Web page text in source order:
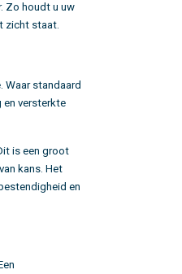
Zo houdt u uw
zicht staat.
Waar standaard
en versterkte
is een groot
kans. Het
en